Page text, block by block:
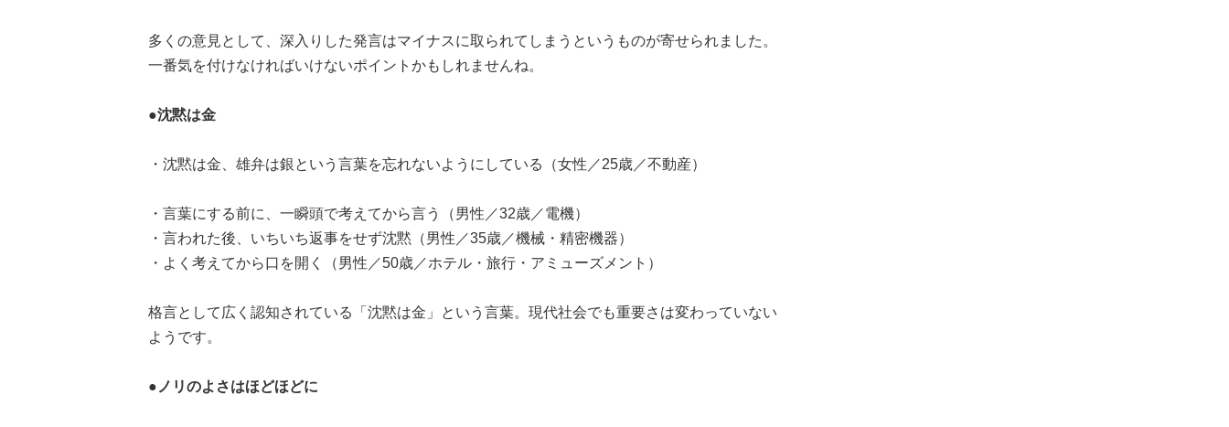
多くの意見として、深入りした発言はマイナスに取られてしまうというものが寄せられました。
一番気を付けなければいけないポイントかもしれませんね。
●沈黙は金
・沈黙は金、雄弁は銀という言葉を忘れないようにしている（女性／25歳／不動産）
・言葉にする前に、一瞬頭で考えてから言う（男性／32歳／電機）
・言われた後、いちいち返事をせず沈黙（男性／35歳／機械・精密機器）
・よく考えてから口を開く（男性／50歳／ホテル・旅行・アミューズメント）
格言として広く認知されている「沈黙は金」という言葉。現代社会でも重要さは変わっていない
ようです。
●ノリのよさはほどほどに